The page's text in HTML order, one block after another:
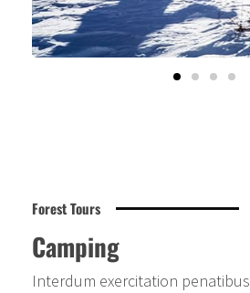
Forest Tours
Camping
Interdum exercitation